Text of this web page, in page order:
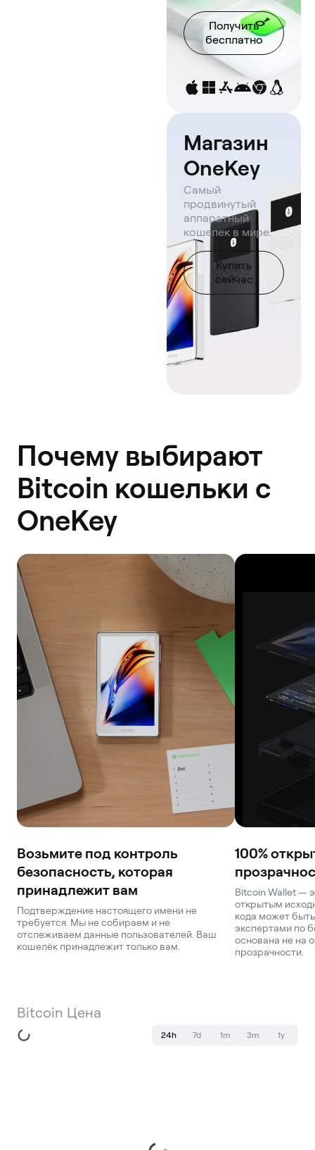
Получить
бесплатно
Магазин
OneKey
Самый
продвинутый
аппаратный
кошелек в мире.
Купить
сейчас
Почему выбирают
Bitcoin кошельки с
OneKey
Возьмите под контроль
безопасность, которая
принадлежит вам
Подтверждение настоящего имени не
требуется. Мы не собираем и не
отслеживаем данные пользователей. Ваш
кошелёк принадлежит только вам.
100%
Bitcoin Wallet —
открытым
кода может
экспертами по
основана не на
прозрачности.
Bitcoin Цена
24h 7d 1m 3m 1y